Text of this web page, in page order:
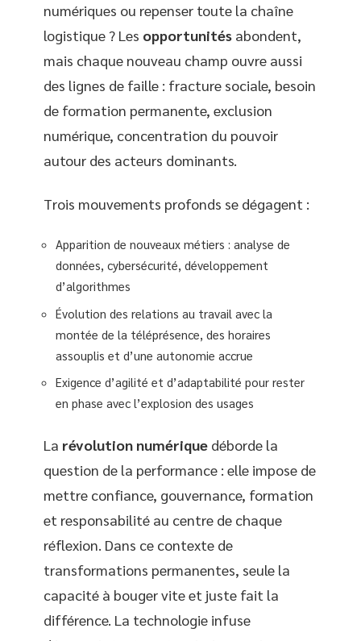
numériques ou repenser toute la chaîne
logistique ? Les opportunités abondent,
mais chaque nouveau champ ouvre aussi
des lignes de faille : fracture sociale, besoin
de formation permanente, exclusion
numérique, concentration du pouvoir
autour des acteurs dominants.
Trois mouvements profonds se dégagent :
Apparition de nouveaux métiers : analyse de
données, cybersécurité, développement
d’algorithmes
Évolution des relations au travail avec la
montée de la téléprésence, des horaires
assouplis et d’une autonomie accrue
Exigence d’agilité et d’adaptabilité pour rester
en phase avec l’explosion des usages
La révolution numérique déborde la
question de la performance : elle impose de
mettre confiance, gouvernance, formation
et responsabilité au centre de chaque
réflexion. Dans ce contexte de
transformations permanentes, seule la
capacité à bouger vite et juste fait la
différence. La technologie infuse